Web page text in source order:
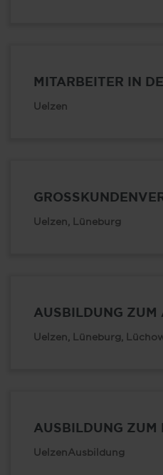
MITARBEITER IN
Uelzen
Uelzen, Lüneburg
AUSBILDUNG
Uelzen, Lüneburg,
AUSBILDUNG
UelzenAusbildung